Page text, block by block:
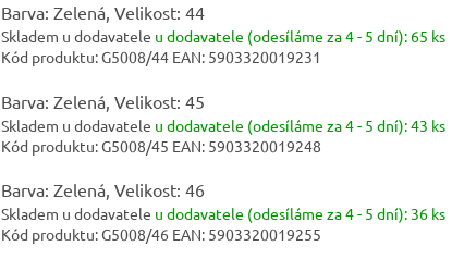
Barva: Zelená, Velikost: 44
Skladem u dodavatele u dodavatele (odesíláme za 4 - 5 dní): 65 ks
Kód produktu:G5008/44 EAN: 5903320019231
Barva: Zelená, Velikost: 45
Skladem u dodavatele u dodavatele (odesíláme za 4 - 5 dní):43 ks
Kód produktu:G5008/45 EAN: 5903320019248
Barva: Zelená, Velikost: 46
Skladem u dodavatele u dodavatele (odesíláme za 4 - 5 dní): 36 ks
Kód produktu:G5008/46 EAN: 5903320019255